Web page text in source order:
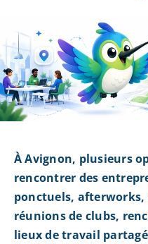
À Avignon, plusieurs
rencontrer des
ponctuels, afterworks,
réunions de clubs,
lieux de travail